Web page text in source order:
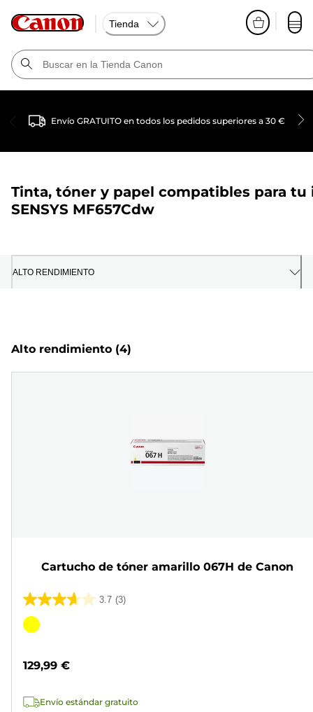
Tienda
Envío GRATUITO en todos los pedidos superiores a 30 €
Tinta, tóner y papel compatibles para tu
SENSYS MF657Cdw
ALTO RENDIMIENTO
Alto rendimiento (4)
Cartucho de tóner amarillo 067H de Canon
3.7 (3)
3.7
de
Cartucho
129,99 €
Envío estándar gratuito